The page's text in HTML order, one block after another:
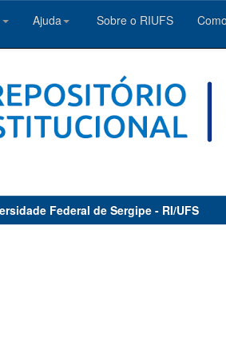
Ajuda Sobre o RIUFS
Federal de Sergipe - RI/UFS